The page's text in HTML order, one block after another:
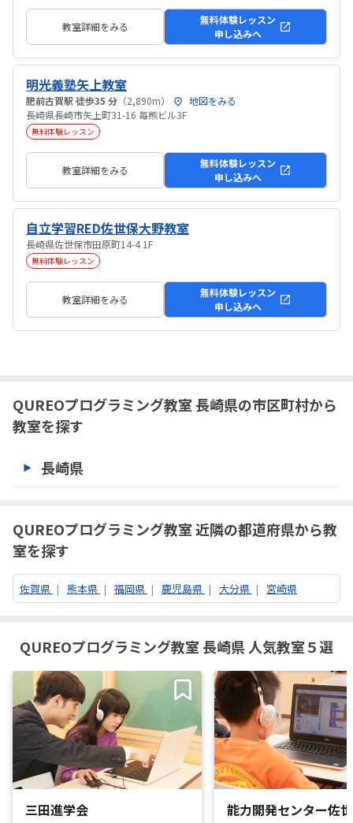
教室詳細をみる
無料体験レッスン
申し込みへ
明光義塾矢上教室
肥前古賀駅 徒歩35 分 （2,890m）
地図をみる
長崎県長崎市矢上町31-16 毎熊ビル3F
無料体験レッスン
教室詳細をみる
無料体験レッスン
申し込みへ
自立学習RED佐世保大野教室
長崎県佐世保市田原町14-4 1F
無料体験レッスン
教室詳細をみる
無料体験レッスン
申し込みへ
QUREOプログラミング教室 長崎県の市区町村から
教室を探す
長崎県
QUREOプログラミング教室 近隣の都道府県から教
室を探す
佐賀県 熊本県 福岡県 鹿児島県 大分県 宮崎県
QUREOプログラミング教室 長崎県 人気教室５選
三田進学会 能力開発センター佐